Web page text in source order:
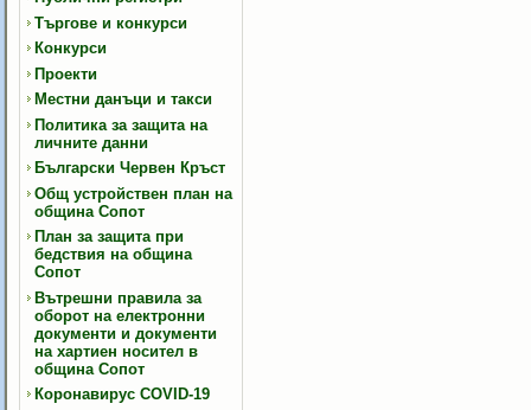
Търгове и конкурси
Конкурси
Проекти
Местни данъци и такси
Политика за защита на
личните данни
Български Червен Кръст
Общ устройствен план на
община Сопот
План за защита при
бедствия на община
Сопот
Вътрешни правила за
оборот на електронни
документи и документи
на хартиен носител в
община Сопот
Коронавирус COVID-19